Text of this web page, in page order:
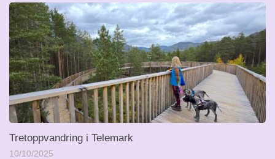
Tretoppvandring i Telemark
10/10/2025